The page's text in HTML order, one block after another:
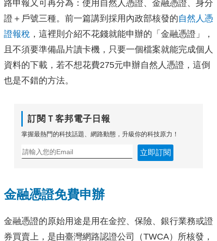
路申報又可再分為：使用自然人憑證、金融憑證、身分
證＋戶號三種。前一篇講到採用內政部核發的自然人憑
證報稅 ，這裡則介紹不花錢就能申辦的「金融憑證」，
且不須要準備晶片讀卡機，只要一個檔案就能完成個人
資料的下載，若不想花費275元申辦自然人憑證，這倒
也是不錯的方法。
訂閱Ｔ客邦電子日報
掌握最熱門的科技話題、網路動態，升級你的科技原力！
立即訂閱
金融憑證免費申辦
金融憑證的原始用途是用在金控、保險、銀行業務或證
券買賣上，是由臺灣網路認證公司（TWCA）所核發，